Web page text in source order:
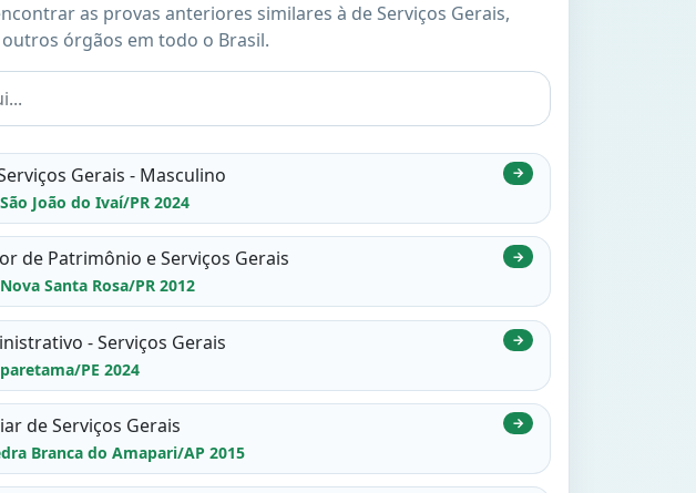
as provas anteriores similares à de Serviços Gerais,
órgãos em todo o Brasil.
Gerais - Masculino
João do Ivaí/PR 2024
→
de Patrimônio e Serviços Gerais
Santa Rosa/PR 2012
→
- Serviços Gerais
PE 2024
→
de Serviços Gerais
Branca do Amapari/AP 2015
→